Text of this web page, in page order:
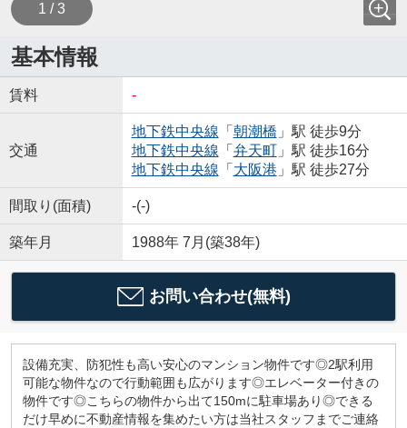
1 / 3
基本情報
賃料 -
交通
地下鉄中央線 「 朝潮橋 」駅 徒歩9分
地下鉄中央線 「 弁天町」駅 徒歩16分
地下鉄中央線 「 大阪港 」駅 徒歩27分
間取り(面積) -(-)
築年月 1988年 7月(築38年)
お問い合わせ(無料)
設備充実、防犯性も高い安心のマンション物件です◎2駅利用
可能な物件なので行動範囲も広がります◎エレベーター付きの
物件です◎こちらの物件から出て150mに駐車場あり◎できる
だけ早めに不動産情報を集めたい方は当社スタッフまでご連絡